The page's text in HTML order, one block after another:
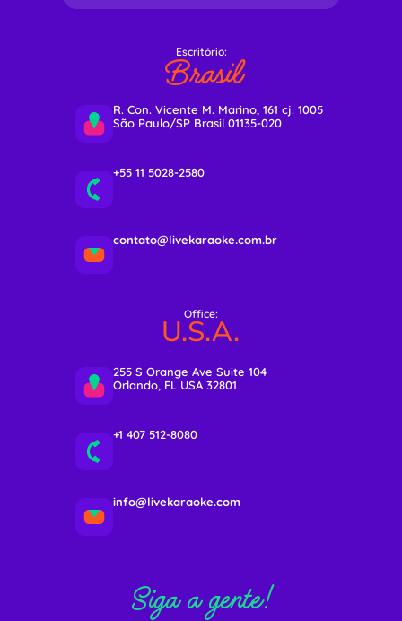
Escritório:
Brasil
R. Con. Vicente M. Marino, 161 cj. 1005
São Paulo/SP Brasil 01135-020
+55 11 5028-2580
contato@livekaraoke.com.br
Office:
U.S.A.
255 S Orange Ave Suite 104
Orlando, FL USA 32801
+1 407 512-8080
info@livekaraoke.com
Siga a gente!